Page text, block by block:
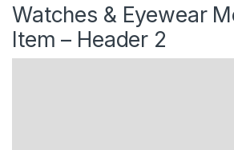
Watches & Eyewear
Item – Header 2